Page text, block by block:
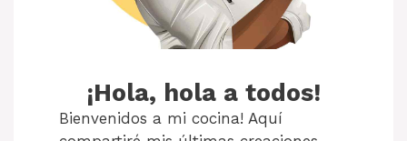
¡Hola, hola a todos!
Bienvenidos a mi cocina! Aquí